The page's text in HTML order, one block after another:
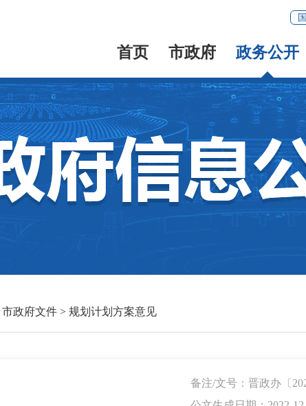
首页 市政府 政务公开
市政府文件> 规划计划方案意见
备注/文号：晋政办〔